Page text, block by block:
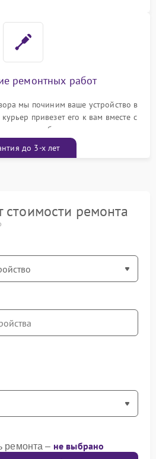
ремонтных работ
мы починим ваше устройство в
привезет его к вам вместе с
талоном бесплатно
до 3-х лет
ремонта
ремонта – не выбрано